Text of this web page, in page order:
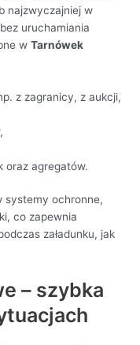
najzwyczajniej w
uruchamiania
w Tarnówek
z zagranicy, z aukcji,
oraz agregatów.
systemy ochronne,
co zapewnia
załadunku, jak
– szybka